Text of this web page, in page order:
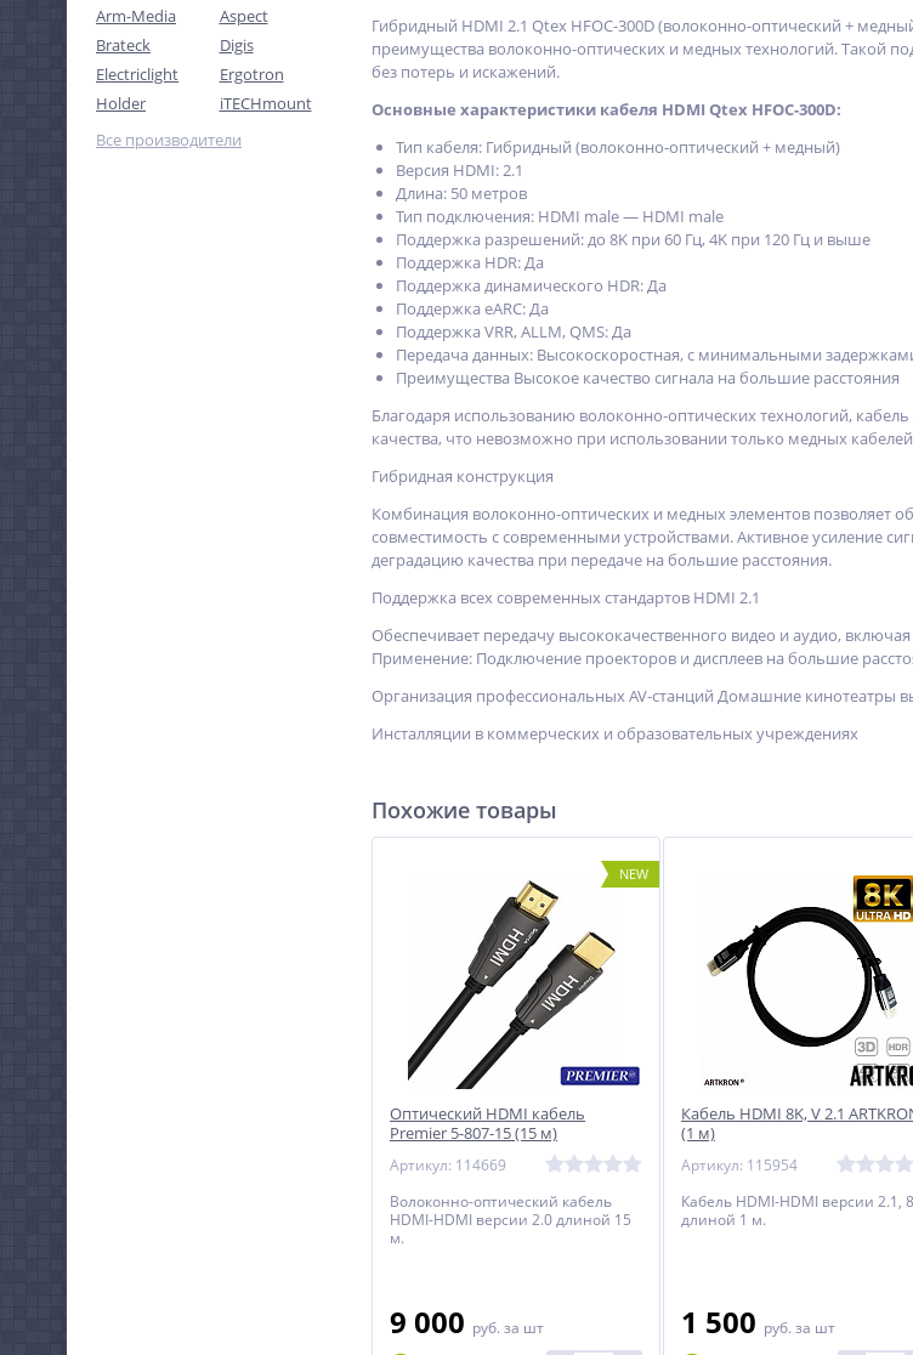
Arm-Media
Aspect
Brateck
Digis
Electriclight
Ergotron
Holder
iTECHmount
Все производители
Гибридный HDMI 2.1 Qtex HFOC-300D (волоконно-оптический +
преимущества волоконно-оптических и медных технологий. Такой
без потерь и искажений.
Основные характеристики кабеля HDMI Qtex HFOC-300D:
Тип кабеля: Гибридный (волоконно-оптический + медный)
Версия HDMI: 2.1
Длина: 50 метров
Тип подключения: HDMI male — HDMI male
Поддержка разрешений: до 8K при 60 Гц, 4K при 120 Гц и выше
Поддержка HDR: Да
Поддержка динамического HDR: Да
Поддержка eARC: Да
Поддержка VRR, ALLM, QMS: Да
Передача данных: Высокоскоростная, с минимальными
Преимущества Высокое качество сигнала на большие расстояния
Благодаря использованию волоконно-оптических технологий,
качества, что невозможно при использовании только медных
Гибридная конструкция
Комбинация волоконно-оптических и медных элементов позволяет
совместимость с современными устройствами. Активное усиление
деградацию качества при передаче на большие расстояния.
Поддержка всех современных стандартов HDMI 2.1
Обеспечивает передачу высококачественного видео и аудио,
Применение: Подключение проекторов и дисплеев на большие
Организация профессиональных AV-станций Домашние кинотеатры
Инсталляции в коммерческих и образовательных учреждениях
Похожие товары
NEW
Оптический HDMI кабель
Premier 5-807-15 (15 м)
Артикул: 114669
Волоконно-оптический кабель
HDMI-HDMI версии 2.0 длиной 15
м.
9 000 руб. за шт
Кабель HDMI 8K, V 2.1
(1 м)
Артикул: 115954
Кабель HDMI-HDMI версии 2.1,
длиной 1 м.
1 500 руб. за шт